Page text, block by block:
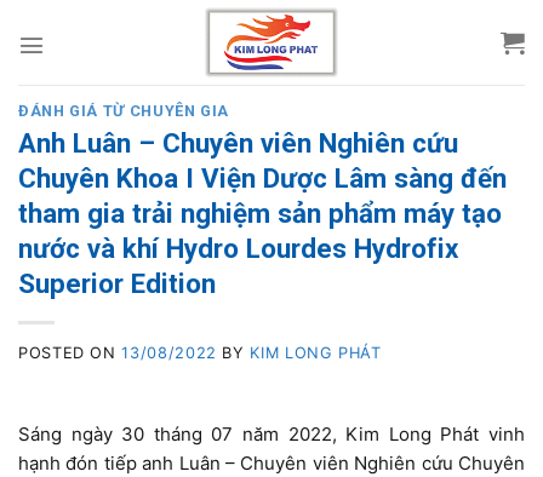
ĐÁNH GIÁ TỪ CHUYÊN GIA
Anh Luân – Chuyên viên Nghiên cứu
Chuyên Khoa I Viện Dược Lâm sàng đến
tham gia trải nghiệm sản phẩm máy tạo
nước và khí Hydro Lourdes Hydrofix
Superior Edition
POSTED ON13/08/2022 BY KIM LONG PHÁT
Sáng ngày 30 tháng 07 năm 2022, Kim Long Phát vinh
hạnh đón tiếp anh Luân – Chuyên viên Nghiên cứu Chuyên